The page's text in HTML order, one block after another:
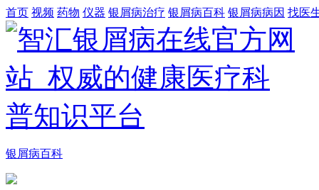
首页 视频 药物 仪器 银屑病治疗 银屑病百科 银屑病病因 找医
银屑病百科